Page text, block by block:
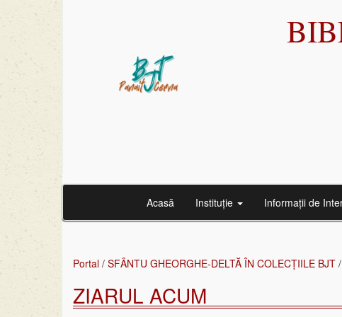
Acasă Instituție Informații de
Portal / SFÂNTU GHEORGHE-DELTĂ ÎN COLECȚIILE BJT /
ZIARUL ACUM